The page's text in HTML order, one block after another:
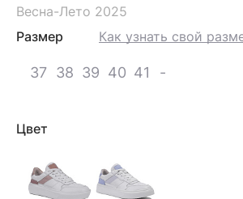
Весна-Лето 2025
Размер
Как узнать свой
37 38 39 40 41 -
Цвет